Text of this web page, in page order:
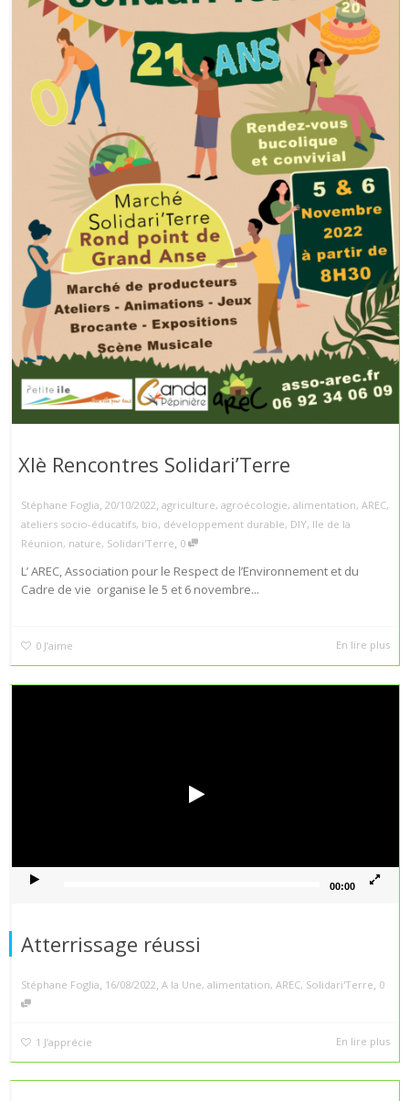
XIè Rencontres Solidari’Terre
Stéphane Foglia, 20/10/2022, agriculture, agroécologie, alimentation, AREC,
ateliers socio-éducatifs, bio, développement durable, DIY, Ile de la
Réunion, nature, Solidari'Terre, 0
L’ AREC, Association pour le Respect de l’Environnement et du
Cadre de vie organise le 5 et 6 novembre...
0 J’aime En lire plus
00:00
Atterrissage réussi
Stéphane Foglia 16/08/2022 A la Une, alimentation, AREC, Solidari'Terre 0
1 J’apprécie En lire plus